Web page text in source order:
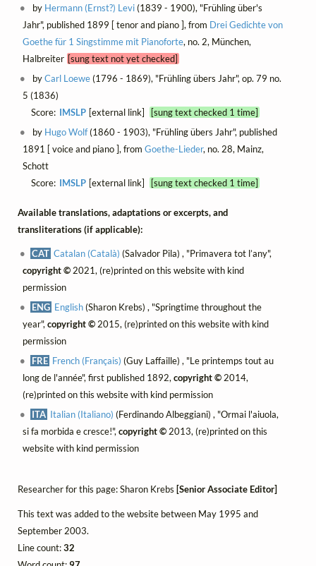
by Hermann (Ernst?) Levi(1839 - 1900), "Frühling über's
Jahr", published 1899 [ tenor and piano ], from Drei Gedichte von
Goethe für 1 Singstimme mit Pianoforte, no. 2, München,
Halbreiter [sung text not yet checked]
byCarl Loewe(1796 - 1869), "Frühling übers Jahr", op. 79 no.
5 (1836)
Score: IMSLP [external link]
[sung text checked 1 time]
by Hugo Wolf(1860 - 1903), "Frühling übers Jahr", published
1891 [ voice and piano ], from Goethe-Lieder, no. 28, Mainz,
Schott
Score: IMSLP [external link] [sung text checked 1 time]
Available translations, adaptations or excerpts, and
transliterations (if applicable):
CAT Catalan (Català) (Salvador Pila) , "Primavera tot l’any",
copyright ©2021, (re)printed on this website with kind
permission
ENG English(Sharon Krebs) , "Springtime throughout the
year",copyright ©2015, (re)printed on this website with kind
permission
FRE French (Français) (Guy Laffaille) , "Le printemps tout au
long de l'année", first published 1892,copyright ©2014,
(re)printed on this website with kind permission
ITA Italian (Italiano) (Ferdinando Albeggiani) , "Ormai l'aiuola,
si fa morbida e cresce!",copyright ©2013, (re)printed on this
website with kind permission
Researcher for this page: Sharon Krebs [Senior Associate Editor]
This text was added to the website between May 1995 and
September 2003.
Line count:32